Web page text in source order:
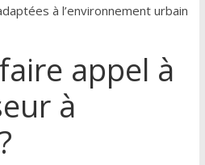
à l’environnement urbain
appel à
à